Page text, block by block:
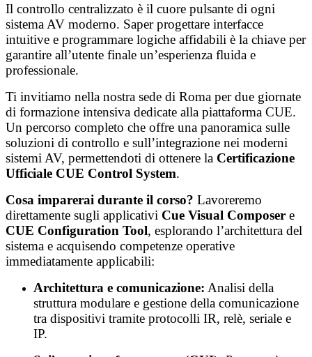
Il controllo centralizzato è il cuore pulsante di ogni
sistema AV moderno. Saper progettare interfacce
intuitive e programmare logiche affidabili è la chiave per
garantire all’utente finale un’esperienza fluida e
professionale.
Ti invitiamo nella nostra sede di Roma per due giornate
di formazione intensiva dedicate alla piattaforma CUE.
Un percorso completo che offre una panoramica sulle
soluzioni di controllo e sull’integrazione nei moderni
sistemi AV, permettendoti di ottenere la Certificazione
Ufficiale CUE Control System.
Cosa imparerai durante il corso? Lavoreremo
direttamente sugli applicativi Cue Visual Composer e
CUE Configuration Tool, esplorando l’architettura del
sistema e acquisendo competenze operative
immediatamente applicabili:
Architettura e comunicazione: Analisi della
struttura modulare e gestione della comunicazione
tra dispositivi tramite protocolli IR, relè, seriale e
IP.